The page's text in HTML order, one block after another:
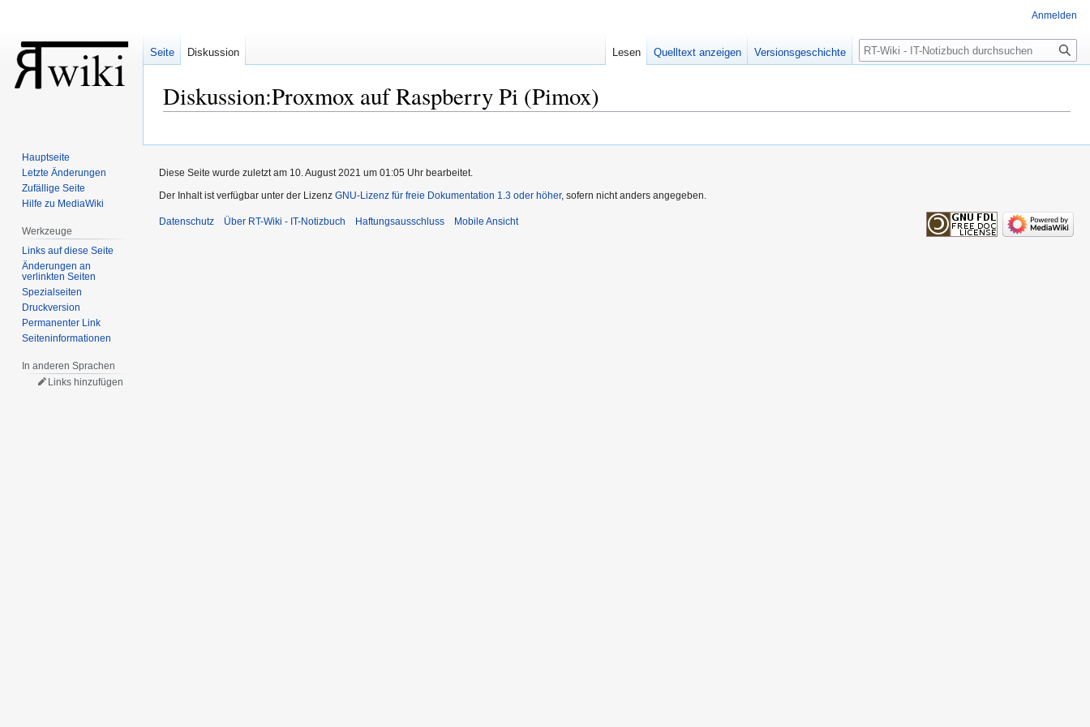
Diskussion:Proxmox auf Raspberry Pi (Pimox)
springen
springen
Anmelden
Seite Diskussion Lesen Quelltext anzeigen Versionsgeschichte Suche
Hauptseite
Letzte Änderungen
Zufällige Seite
Hilfe zu MediaWiki
Werkzeuge
Links auf diese Seite
Änderungen an
verlinkten Seiten
Spezialseiten
Druckversion
Permanenter Link
Seiten­informationen
In anderen Sprachen
Links hinzufügen
Diese Seite wurde zuletzt am 10. August 2021 um 01:05 Uhr bearbeitet.
Der Inhalt ist verfügbar unter der Lizenz GNU-Lizenz für freie Dokumentation 1.3 oder höher, sofern nicht anders angegeben.
Datenschutz Über RT-Wiki - IT-Notizbuch Haftungsausschluss Mobile Ansicht